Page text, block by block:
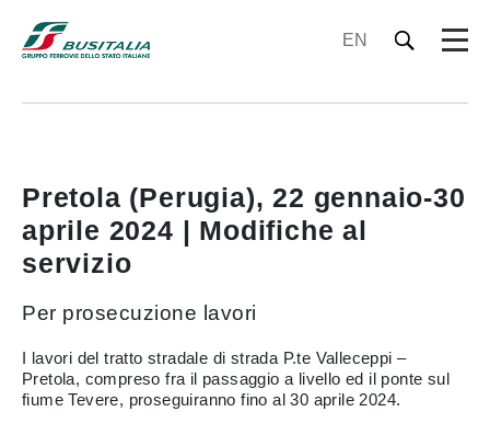
EN
Pretola (Perugia), 22 gennaio-30
aprile 2024 | Modifiche al
servizio
Per prosecuzione lavori
I lavori del tratto stradale di strada P.te Valleceppi –
Pretola, compreso fra il passaggio a livello ed il ponte sul
fiume Tevere, proseguiranno fino al 30 aprile 2024.